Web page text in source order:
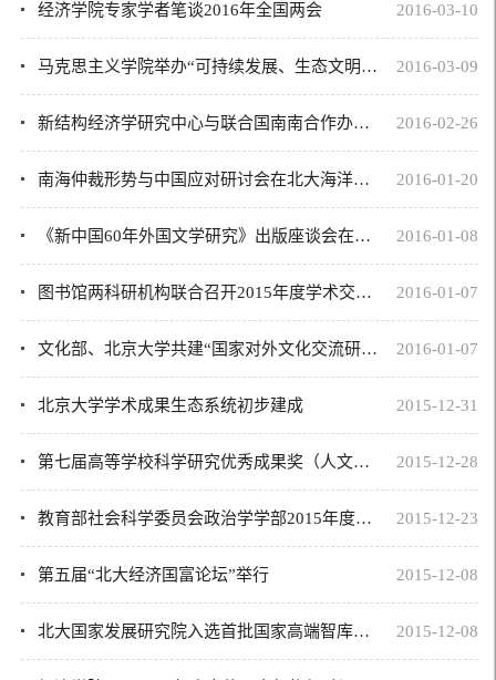
2016-03-10
经济学院专家学者笔谈2016年全国两会
2016-03-09
马克思主义学院举办“可持续发展、生态文明建设与环境政治” 学术研讨会
2016-02-26
新结构经济学研究中心与联合国南南合作办公室签订合作谅解备忘录
2016-01-20
南海仲裁形势与中国应对研讨会在北大海洋研究院召开
2016-01-08
《新中国60年外国文学研究》出版座谈会在京召开
2016-01-07
图书馆两科研机构联合召开2015年度学术交流会
2016-01-07
文化部、北京大学共建“国家对外文化交流研究基地”
2015-12-31
北京大学学术成果生态系统初步建成
2015-12-28
第七届高等学校科学研究优秀成果奖（人文社会科学）评选中北大获奖总数居全国高校...
2015-12-23
教育部社会科学委员会政治学学部2015年度工作会议在北大召开
2015-12-08
第五届“北大经济国富论坛”举行
2015-12-08
北大国家发展研究院入选首批国家高端智库建设试点单位